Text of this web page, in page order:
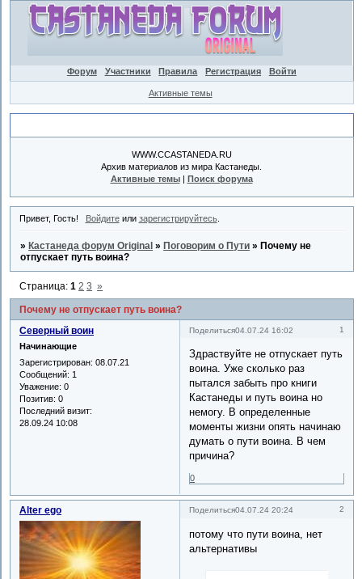
Форум Участники Правила Регистрация Войти
Активные темы
WWW.CCASTANEDA.RU
Архив материалов из мира Кастанеды.
Активные темы| Поиск форума
Привет, Гость! Войдитеили зарегистрируйтесь.
» Кастанеда форум Original » Поговорим о Пути » Почему не
отпускает путь воина?
Почему не отпускает путь воина?
Страница:1 2 3 »
Поделиться 1
04.07.24 16:02
Северный воин
Начинающие
Зарегистрирован: 08.07.21
Сообщений: 1
Уважение: 0
Позитив: 0
Последний визит:
28.09.24 10:08
Здраствуйте не отпускает путь
воина. Уже сколько раз
пытался забыть про книги
Кастанеды и путь воина но
немогу. В определенные
моменты жизни опять начинаю
думать о пути воина. В чем
причина?
0
Поделиться 2
04.07.24 20:24
Alter ego
потому что пути воина, нет
альтернативы